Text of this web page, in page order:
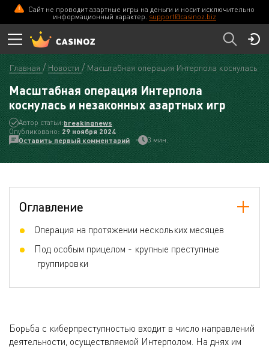
Сайт не проводит азартные игры на деньги и носит исключительно
информационный характер. support@casinoz.biz
Главная Новости Масштабная операция Интерпола коснулась и
Масштабная операция Интерпола
коснулась и незаконных азартных игр
Автор статьи:breakingnews
Опубликовано: 29 ноября 2024
Оставить первый комментарий
3 мин.
Оглавление
Операция на протяжении нескольких месяцев
Под особым прицелом - крупные преступные
группировки
Борьба с киберпреступностью входит в число направлений
деятельности, осуществляемой Интерполом. На днях им